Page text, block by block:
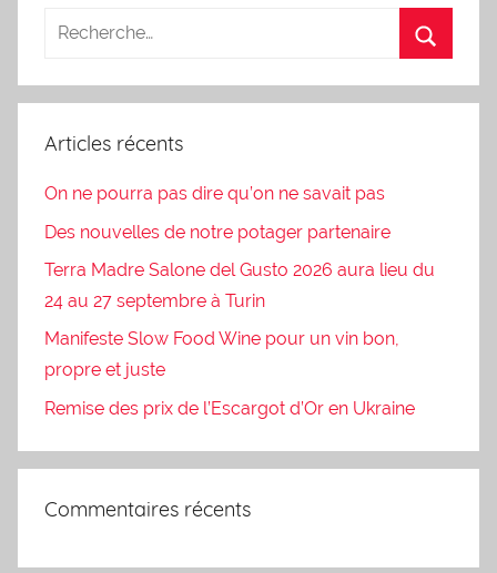
Articles récents
On ne pourra pas dire qu’on ne savait pas
Des nouvelles de notre potager partenaire
Terra Madre Salone del Gusto 2026 aura lieu du
24 au 27 septembre à Turin
Manifeste Slow Food Wine pour un vin bon,
propre et juste
Remise des prix de l’Escargot d’Or en Ukraine
Commentaires récents